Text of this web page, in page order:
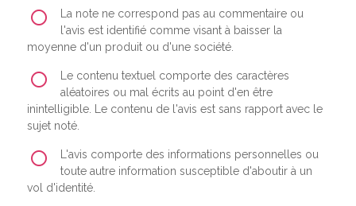
La note ne correspond pas au commentaire ou
l'avis est identifié comme visant à baisser la
moyenne d'un produit ou d'une société.
Le contenu textuel comporte des caractères
aléatoires ou mal écrits au point d'en être
inintelligible. Le contenu de l'avis est sans rapport avec le
sujet noté.
L'avis comporte des informations personnelles ou
toute autre information susceptible d'aboutir à un
vol d'identité.